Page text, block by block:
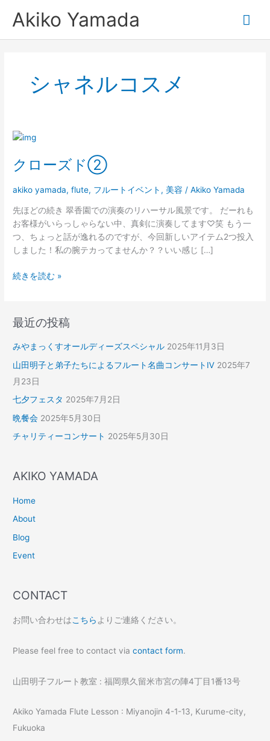
Akiko Yamada
メ
イ
シャネルコスメ
クローズド②
akiko yamada,flute, フルートイベント , 美容 /Akiko Yamada
先ほどの続き 翠香園での演奏のリハーサル風景です。 だーれも
お客様がいらっしゃらない中、真剣に演奏してます♡笑 もう一
つ、ちょっと話が逸れるのですが、今回新しいアイテム2つ投入
しました！私の腕テカってませんか？？いい感じ […]
ク
ー
ド
続きを読む »
最近の投稿
みやまっくすオールディーズスペシャル 2025年11月3日
山田明子と弟子たちによるフルート名曲コンサートⅣ 2025年7
月23日
七夕フェスタ 2025年7月2日
晩餐会 2025年5月30日
チャリティーコンサート 2025年5月30日
AKIKO YAMADA
Home
About
Blog
Event
CONTACT
お問い合わせはこちら よりご連絡ください。
Please feel free to contact viacontact form.
山田明子フルート教室 : 福岡県久留米市宮の陣4丁目1番13号
Akiko Yamada Flute Lesson : Miyanojin 4-1-13, Kurume-city,
Fukuoka